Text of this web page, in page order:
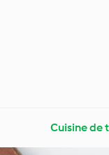
Cuisine de